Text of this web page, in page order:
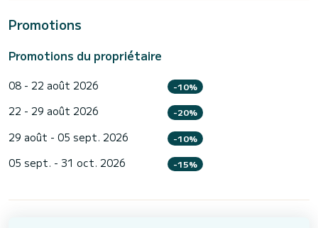
Promotions
Promotions du propriétaire
08 - 22 août 2026 -10%
22 - 29 août 2026 -20%
29 août - 05 sept. 2026 -10%
05 sept. - 31 oct. 2026 -15%